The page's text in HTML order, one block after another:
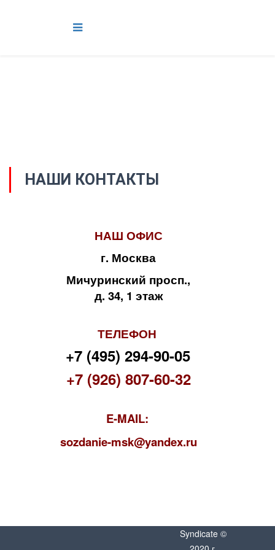
НАШИ КОНТАКТЫ
НАШ ОФИС
г. Москва
Мичуринский просп.,
д. 34, 1 этаж
ТЕЛЕФОН
+7 (495) 294-90-05
+7 (926) 807-60-32
E-MAIL:
sozdanie-msk@yandex.ru
Syndicate ©